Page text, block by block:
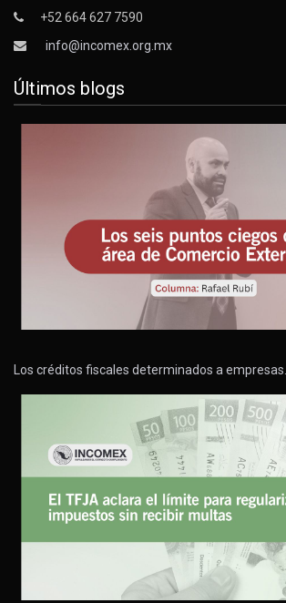
+52 664 627 7590
info@incomex.org.mx
Últimos blogs
Los créditos fiscales determinados a empresas…